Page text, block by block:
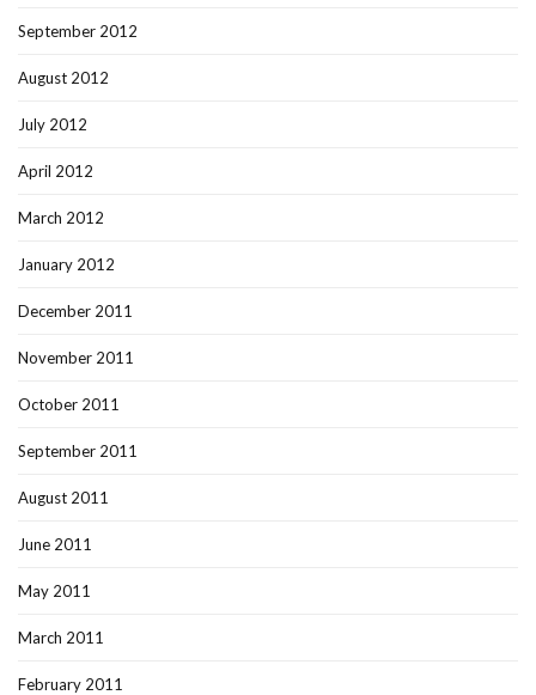
September 2012
August 2012
July 2012
April 2012
March 2012
January 2012
December 2011
November 2011
October 2011
September 2011
August 2011
June 2011
May 2011
March 2011
February 2011